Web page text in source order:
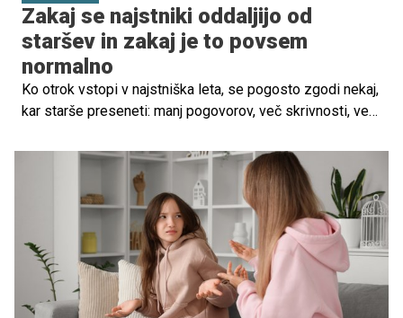
Zakaj se najstniki oddaljijo od
staršev in zakaj je to povsem
normalno
Ko otrok vstopi v najstniška leta, se pogosto zgodi nekaj,
kar starše preseneti: manj pogovorov, več skrivnosti, več
je to lahko boleče, psihologija jasno kaže: to ni znak, da je
nekaj narobe, ampak da razvoj poteka pravilno.